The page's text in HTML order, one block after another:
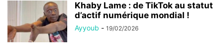
Khaby Lame : de TikTok au statut
d’actif numérique mondial !
Ayyoub - 19/02/2026